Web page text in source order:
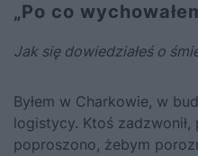
„Po co
Jak się dowiedziałeś o
Byłem w Charkowie, w
logistycy. Ktoś zadzwonił,
poproszono, żebym